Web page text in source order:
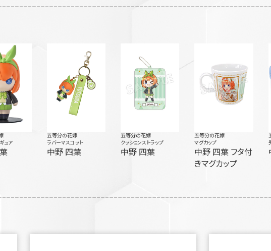
ュア
五等分の花嫁
ラバーマスコット
中野 四葉
五等分の花嫁
クッションストラップ
中野 四葉
五等分の花嫁
マグカップ
中野 四葉 フタ付
きマグカップ